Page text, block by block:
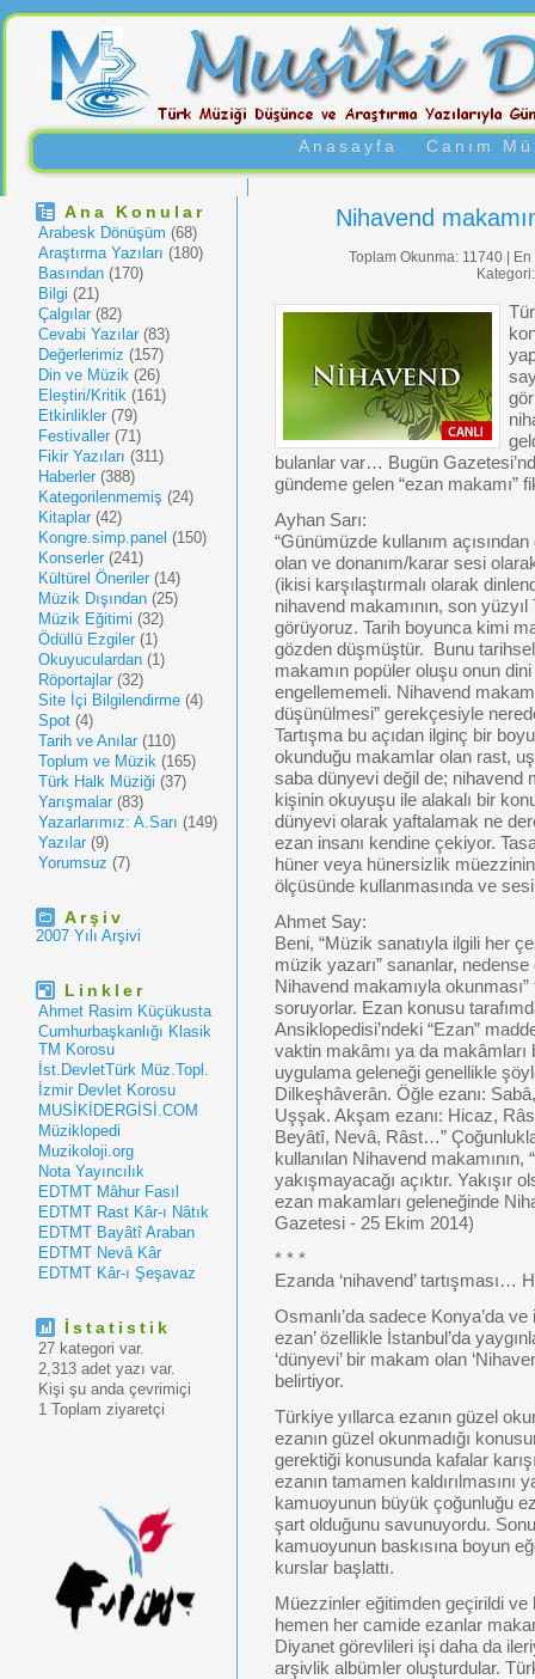
Anasayfa Canım
Ana Konular
Arabesk Dönüşüm (68)
Araştırma Yazıları (180)
Basından (170)
Bilgi (21)
Çalgılar (82)
Cevabi Yazılar (83)
Değerlerimiz (157)
Din ve Müzik (26)
Eleştiri/Kritik (161)
Etkinlikler (79)
Festivaller (71)
Fikir Yazıları (311)
Haberler (388)
Kategorilenmemiş (24)
Kitaplar (42)
Kongre.simp.panel (150)
Konserler (241)
Kültürel Öneriler (14)
Müzik Dışından (25)
Müzik Eğitimi (32)
Ödüllü Ezgiler (1)
Okuyuculardan (1)
Röportajlar (32)
Site İçi Bilgilendirme (4)
Spot (4)
Tarih ve Anılar (110)
Toplum ve Müzik (165)
Türk Halk Müziği (37)
Yarışmalar (83)
Yazarlarımız: A.Sarı (149)
Yazılar (9)
Yorumsuz (7)
Arşiv
2007 Yılı Arşivi
Linkler
Ahmet Rasim Küçükusta
Cumhurbaşkanlığı Klasik
TM Korosu
İst.DevletTürk Müz.Topl.
İzmir Devlet Korosu
MUSİKİDERGİSİ.COM
Müziklopedi
Muzikoloji.org
Nota Yayıncılık
EDTMT Mâhur Fasıl
EDTMT Rast Kâr-ı Nâtık
EDTMT Bayâtî Araban
EDTMT Nevâ Kâr
EDTMT Kâr-ı Şeşavaz
İstatistik
27 kategori var.
2,313 adet yazı var.
Kişi şu anda çevrimiçi
1 Toplam ziyaretçi
Nihavend
Toplam Okunma: 11740 |
bulanlar var… Bugün
gündeme gelen “ezan makamı”
Ayhan Sarı:
“Günümüzde kullanım
olan ve donanım/karar sesi
(ikisi karşılaştırmalı olarak
nihavend makamının, son
görüyoruz. Tarih boyunca kimi
gözden düşmüştür. Bunu
makamın popüler oluşu onun dini
engellememeli. Nihavend
düşünülmesi” gerekçesiyle
Tartışma bu açıdan ilginç bir
okunduğu makamlar olan rast,
saba dünyevi değil de;
kişinin okuyuşu ile alakalı bir
dünyevi olarak yaftalamak ne
ezan insanı kendine çekiyor.
hüner veya hünersizlik
ölçüsünde kullanmasında ve
Ahmet Say:
Beni, “Müzik sanatıyla ilgili her
müzik yazarı” sananlar, nedense
Nihavend makamıyla
soruyorlar. Ezan konusu
Ansiklopedisi’ndeki “Ezan”
vaktin makâmı ya da makâmları
uygulama geleneği genellikle
Dilkeşhâverân. Öğle ezanı:
Uşşak. Akşam ezanı: Hicaz,
Beyâtî, Nevâ, Râst…”
kullanılan Nihavend makamının,
yakışmayacağı açıktır. Yakışır
ezan makamları geleneğinde
Gazetesi - 25 Ekim 2014)
* * *
Ezanda ‘nihavend’ tartışması…
Osmanlı’da sadece Konya’da
ezan’ özellikle İstanbul’da
‘dünyevi’ bir makam olan
belirtiyor.
Türkiye yıllarca ezanın güzel
ezanın güzel okunmadığı
gerektiği konusunda kafalar
ezanın tamamen
kamuoyunun büyük çoğunluğu
şart olduğunu savunuyordu.
kamuoyunun baskısına boyun
kurslar başlattı.
Müezzinler eğitimden geçirildi
hemen her camide ezanlar
Diyanet görevlileri işi daha da
arşivlik albümler oluşturdular.